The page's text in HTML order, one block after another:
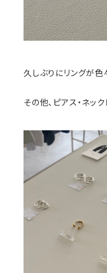
久しぶりにリングが色
その他、ピアス・ネック